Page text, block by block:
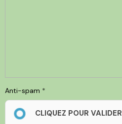
Anti-spam
CLIQUEZ POUR VALIDER